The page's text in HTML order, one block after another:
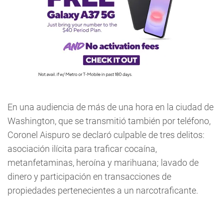
En una audiencia de más de una hora en la ciudad de
Washington, que se transmitió también por teléfono,
Coronel Aispuro se declaró culpable de tres delitos:
asociación ilícita para traficar cocaína,
metanfetaminas, heroína y marihuana; lavado de
dinero y participación en transacciones de
propiedades pertenecientes a un narcotraficante.